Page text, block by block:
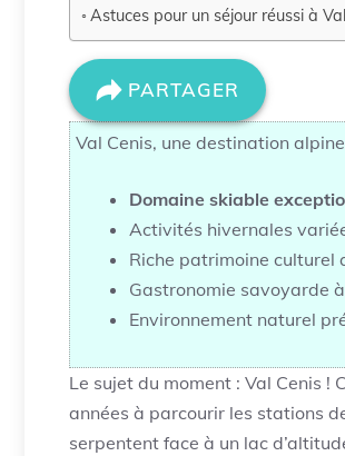
Astuces pour un séjour réussi à
PARTAGER
Val Cenis, une destination
Domaine skiable
Activités hivernales
Riche patrimoine culturel
Gastronomie savoyarde
Environnement naturel
Le sujet du moment : Val Cenis !
années à parcourir les stations
serpentent face à un lac